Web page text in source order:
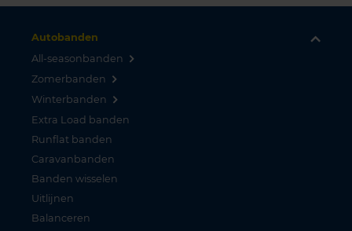
Autobanden
All-seasonbanden
Zomerbanden
Winterbanden
Extra Load banden
Runflat banden
Caravanbanden
Banden wisselen
Uitlijnen
Balanceren